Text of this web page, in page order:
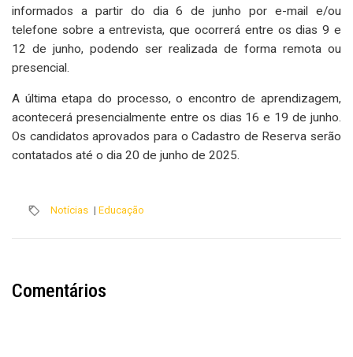
informados a partir do dia 6 de junho por e-mail e/ou
telefone sobre a entrevista, que ocorrerá entre os dias 9 e
12 de junho, podendo ser realizada de forma remota ou
presencial.
A última etapa do processo, o encontro de aprendizagem,
acontecerá presencialmente entre os dias 16 e 19 de junho.
Os candidatos aprovados para o Cadastro de Reserva serão
contatados até o dia 20 de junho de 2025.
Notícias | Educação
Comentários